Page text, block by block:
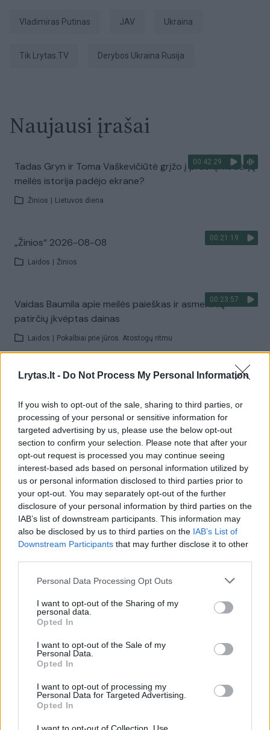
Lrytas.lt - Do Not Process My Personal Information
If you wish to opt-out of the sale, sharing to third parties, or
processing of your personal or sensitive information for
targeted advertising by us, please use the below opt-out
section to confirm your selection. Please note that after your
opt-out request is processed you may continue seeing
interest-based ads based on personal information utilized by
us or personal information disclosed to third parties prior to
your opt-out. You may separately opt-out of the further
disclosure of your personal information by third parties on the
IAB’s list of downstream participants. This information may
also be disclosed by us to third parties on the IAB’s List of
Downstream Participants that may further disclose it to other
Personal Data Processing Opt Outs
I want to opt-out of the Sharing of my
personal data.
Opted In
I want to opt-out of the Sale of my
Personal Data.
Opted In
I want to opt-out of processing my
Personal Data for Targeted Advertising.
Opted In
Vladimiras Putinas JAV Ukraina
tik Lrytas.TV Derybos Ukraina Rusija
Naujausi įrašai
00:42:29
Tadas Gryn ir Toma Vaškevičiūtė grįžo į praeitį: kodėl jų
meilės istorija padėjo ekrane?
Žinios Lietuvos diena
00:21:19
„Žinios“ 2026-08-08
Laidos Žinios
00:23:57
Vaidas Baumila apie meilės paieškas ir asmeninių
patirčių įkvėptas dainas
Laidos Pokalbiai prie jūros. Atostogų ritmu
00:00:40
Dronai Vokietijoje kelia vis daugiau klausimų: du
Žinios | Pasaulis
Visi įrašai
Žiūrimiausi įrašai
32 laipsnių šilumos
Žinios | Orai
V. Zalužno pasisakymą laiko bandymu įsitvirtinti